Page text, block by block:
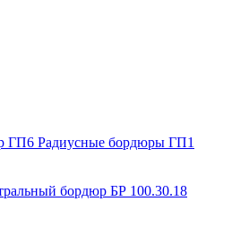
ГП6 Радиусные бордюры ГП1
бордюр БР 100.30.18